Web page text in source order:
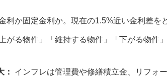
利か固定金利か。現在の1.5%近い金利差を
がる物件」「維持する物件」「下がる物件
： インフレは管理費や修繕積立金、リフォ